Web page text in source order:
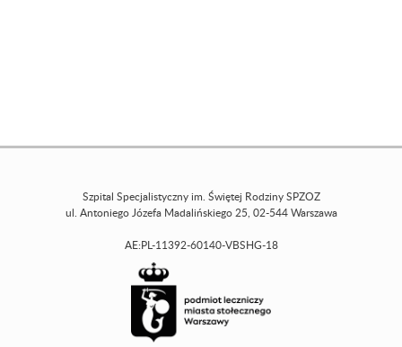
Szpital Specjalistyczny im. Świętej Rodziny SPZOZ
ul. Antoniego Józefa Madalińskiego 25, 02-544 Warszawa
AE:PL-11392-60140-VBSHG-18